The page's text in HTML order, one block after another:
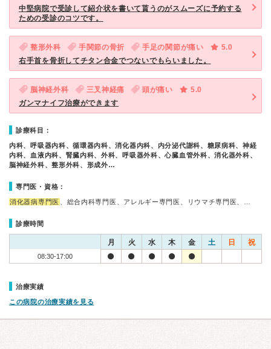
中堅病院で受診して紹介状を書いて貰うのがスムーズに予約する
ための受診のコツです。
整形外科 手関節の骨折 手足の関節が痛い
5.0
右手首を骨折してチタン合金でつないでもらいました。
脳神経外科 三叉神経痛 頭が痛い
5.0
ガンマナイフ治療ができます
診療科目：
内科、呼吸器内科、循環器内科、消化器内科、内分泌代謝科、糖尿病科、神経
内科、血液内科、腎臓内科、外科、呼吸器外科、心臓血管外科、消化器外科、
脳神経外科、整形外科、形成外…
専門医・資格：
消化器病専門医 、総合内科専門医、アレルギー専門医、リウマチ専門医、…
診療時間
月 火 水 木 金 土 日 祝
08:30-17:00
治療実績
この病院の治療実績を見る